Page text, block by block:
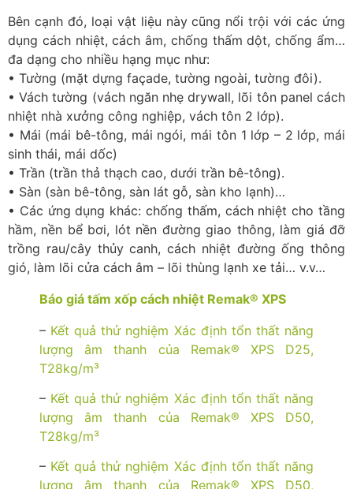
Bên cạnh đó, loại vật liệu này cũng nổi trội với các ứng
dụng cách nhiệt, cách âm, chống thấm dột, chống ẩm…
đa dạng cho nhiều hạng mục như:
• Tường (mặt dựng façade, tường ngoài, tường đôi).
• Vách tường (vách ngăn nhẹ drywall, lõi tôn panel cách
nhiệt nhà xưởng công nghiệp, vách tôn 2 lớp).
• Mái (mái bê-tông, mái ngói, mái tôn 1 lớp – 2 lớp, mái
sinh thái, mái dốc)
• Trần (trần thả thạch cao, dưới trần bê-tông).
• Sàn (sàn bê-tông, sàn lát gỗ, sàn kho lạnh)…
• Các ứng dụng khác: chống thấm, cách nhiệt cho tầng
hầm, nền bể bơi, lót nền đường giao thông, làm giá đỡ
trồng rau/cây thủy canh, cách nhiệt đường ống thông
gió, làm lõi cửa cách âm – lõi thùng lạnh xe tải… v.v…
Báo giá tấm xốp cách nhiệt Remak® XPS
– Kết quả thử nghiệm Xác định tổn thất năng
lượng âm thanh của Remak® XPS D25,
T28kg/m³
– Kết quả thử nghiệm Xác định tổn thất năng
lượng âm thanh của Remak® XPS D50,
T28kg/m³
– Kết quả thử nghiệm Xác định tổn thất năng
lượng âm thanh của Remak® XPS D50,